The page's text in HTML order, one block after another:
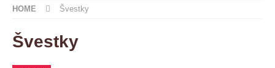
HOME Švestky
Švestky